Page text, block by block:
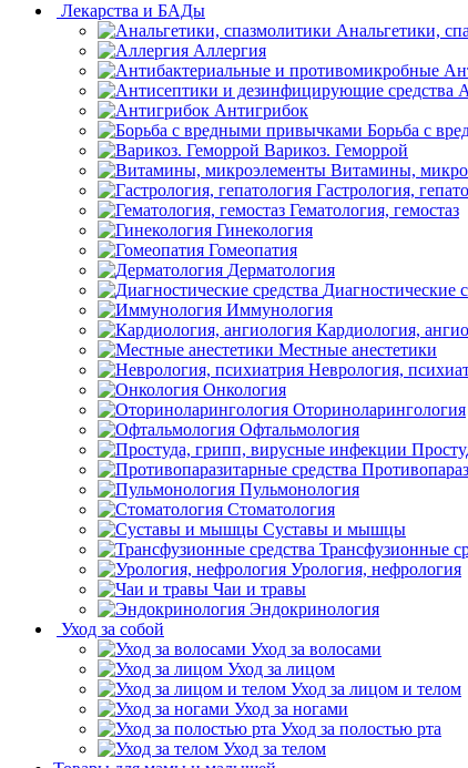
Лекарства и БАДы
Анальгетики,
Аллергия
Антигрибок
Борьба с
Варикоз. Геморрой
Витамины,
Гастрология,
Гематология, гемостаз
Гинекология
Гомеопатия
Дерматология
Диагностические
Иммунология
Кардиология,
Местные анестетики
Неврология,
Онкология
Оториноларингология
Офтальмология
Пульмонология
Стоматология
Суставы и мышцы
Трансфузионные
Урология, нефрология
Чаи и травы
Эндокринология
Уход за собой
Уход за волосами
Уход за лицом
Уход за лицом и телом
Уход за ногами
Уход за полостью рта
Уход за телом